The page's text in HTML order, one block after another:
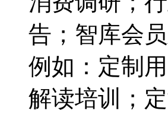
告；智库会
例如：定制
解读培训；